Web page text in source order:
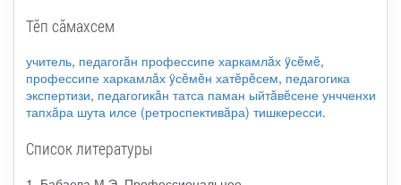
Тӗп сӑмахсем
учитель, педагогăн профессипе харкамлăх ÿсĕмĕ,
профессипе харкамлăх ÿсĕмĕн хатĕрĕсем, педагогика
экспертизи, педагогикăн татса паман ыйтăвĕсене унчченхи
тапхăра шута илсе (ретроспективăра) тишкересси.
Список литературы